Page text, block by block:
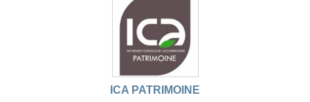
ICA PATRIMOINE